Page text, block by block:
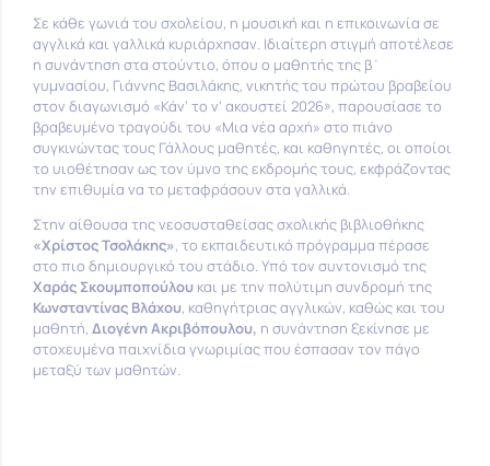
Σε κάθε γωνιά του σχολείου, η μουσική και η επικοινωνία σε
αγγλικά και γαλλικά κυριάρχησαν. Ιδιαίτερη στιγμή αποτέλεσε
η συνάντηση στα στούντιο, όπου ο μαθητής της β΄
γυμνασίου, Γιάννης Βασιλάκης, νικητής του πρώτου βραβείου
στον διαγωνισμό «Κάν’ το ν’ ακουστεί 2026», παρουσίασε το
βραβευμένο τραγούδι του «Μια νέα αρχή» στο πιάνο
συγκινώντας τους Γάλλους μαθητές, και καθηγητές, οι οποίοι
το υιοθέτησαν ως τον ύμνο της εκδρομής τους, εκφράζοντας
την επιθυμία να το μεταφράσουν στα γαλλικά.
Στην αίθουσα της νεοσυσταθείσας σχολικής βιβλιοθήκης
«Χρίστος Τσολάκης», το εκπαιδευτικό πρόγραμμα πέρασε
στο πιο δημιουργικό του στάδιο. Υπό τον συντονισμό της
Χαράς Σκουμποπούλου και με την πολύτιμη συνδρομή της
Κωνσταντίνας Βλάχου, καθηγήτριας αγγλικών, καθώς και του
μαθητή, Διογένη Ακριβόπουλου, η συνάντηση ξεκίνησε με
στοχευμένα παιχνίδια γνωριμίας που έσπασαν τον πάγο
μεταξύ των μαθητών.